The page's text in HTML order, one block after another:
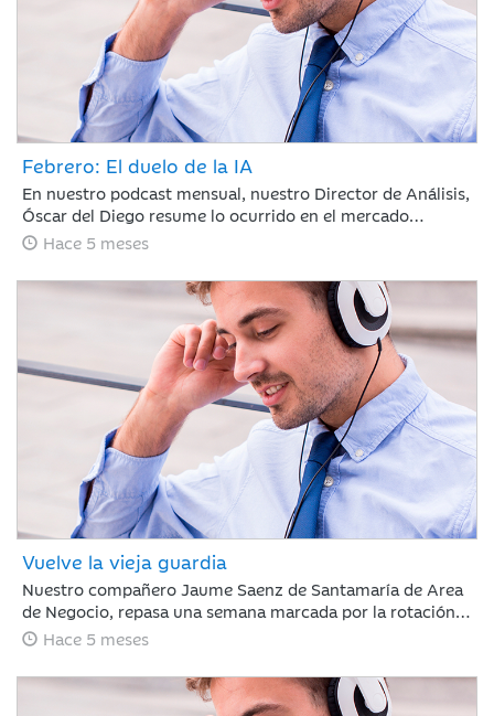
Febrero: El duelo de la IA
En nuestro podcast mensual, nuestro Director de Análisis,
Óscar del Diego resume lo ocurrido en el mercado
financiero durante un mes, en el que la IA ha centrado el
rotación fuera de EE. UU. continúa y si te has despistado,
te la has perdido.
Hace 5 meses
Vuelve la vieja guardia
Nuestro compañero Jaume Saenz de Santamaría de Area
de Negocio, repasa una semana marcada por la rotación
sectorial. Los inversores se han centrado en vender “todo
el foco en el software, y en comprar energía,
infraestructura o compañías industriales.
Hace 5 meses